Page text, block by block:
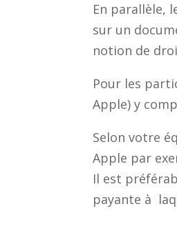
En parallèle,
sur un
notion de
Pour les
Apple) y
Selon votre
Apple par
Il est
payante à